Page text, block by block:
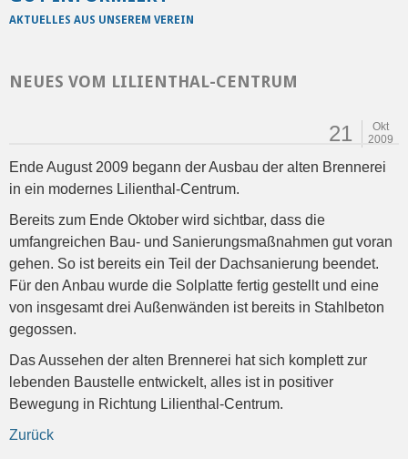
AKTUELLES AUS UNSEREM VEREIN
NEUES VOM LILIENTHAL-CENTRUM
21
Okt
2009
Ende August 2009 begann der Ausbau der alten Brennerei
in ein modernes Lilienthal-Centrum.
Bereits zum Ende Oktober wird sichtbar, dass die
umfangreichen Bau- und Sanierungsmaßnahmen gut voran
gehen. So ist bereits ein Teil der Dachsanierung beendet.
Für den Anbau wurde die Solplatte fertig gestellt und eine
von insgesamt drei Außenwänden ist bereits in Stahlbeton
gegossen.
Das Aussehen der alten Brennerei hat sich komplett zur
lebenden Baustelle entwickelt, alles ist in positiver
Bewegung in Richtung Lilienthal-Centrum.
Zurück